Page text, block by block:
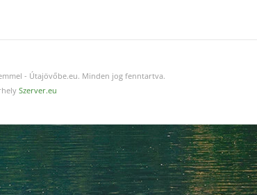
- Útajövőbe.eu. Minden jog fenntartva.
Szerver.eu